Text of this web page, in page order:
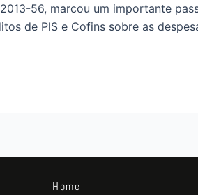
56, marcou um importante
de PIS e Cofins sobre as
Home